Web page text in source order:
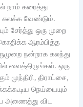
நாம் கரைத்து
கலக்க வேண்டும்.
சேர்த்து ஒரு முறை
ஆரம்பித்த
நன்றாக கலந்து
வைத்திருங்கள். ஒரு
முந்திரி, திராட்சை,
நெய்யையும்
அணைத்து விட